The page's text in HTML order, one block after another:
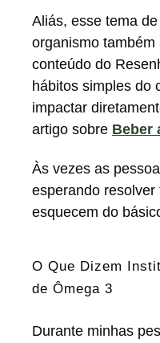
Aliás, esse tema
organismo
conteúdo do
hábitos simples do
impactar
artigo sobre Beber
Às vezes as
esperando
esquecem do
O Que Dizem
de Ômega 3
Durante minhas